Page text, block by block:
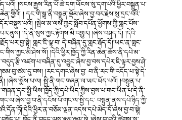
།སངས་རྒྱས་རིན་པོ་ཆེ་དག་ཡོངས་སུ་དག་པའི་ཕྱིར་བསྒྲུན་པ་
། དང་གི་སྒྲ་ནི་བསྒྲུན་ལྡོམ་ཞེས་བྱ་བར་རྗེས་སུ་དྲང་བའི་
།སྤེལ་མ་ལས་ཀྱང་སློབ་དཔོན་ཕྱོགས་ཀྱི་གླང་པོས་
།དེ་ནི་སུས་ཀྱང་རྟོགས་མི་འགྱུར། །ཞེས་བཤད་དོ། །དེའི་
གླང་ཇི་ལྟ་བ་ དེ་བཞིན་དུ་གླང་རྒོད་དོ།།ཡང་ན་གླང་
།དེའི་ཕྱིར་ཁྱོད་ཀྱི་རིན་ཆེན་ཆོས་ནི་དཔེ་མ་
།རང་དགའ་ཞེས་བྱ་ བ་ནི་རང་གི་འདོད་པ་སྟེ་དེ་
།ཞེས་སྨོས་པ་ལ། སྤྱི་ནི་གང་གཞན་ལ་ཡང་ཡོད་པའོ། །བསྟུན་པ་
བསྟུན་ནས་དཔེ་ཉིད་ཀྱི་